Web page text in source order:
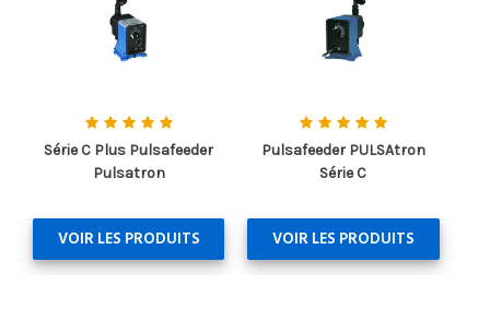
Série C Plus Pulsafeeder
Pulsatron
VOIR LES PRODUITS
Pulsafeeder PULSAtron
Série C
VOIR LES PRODUITS